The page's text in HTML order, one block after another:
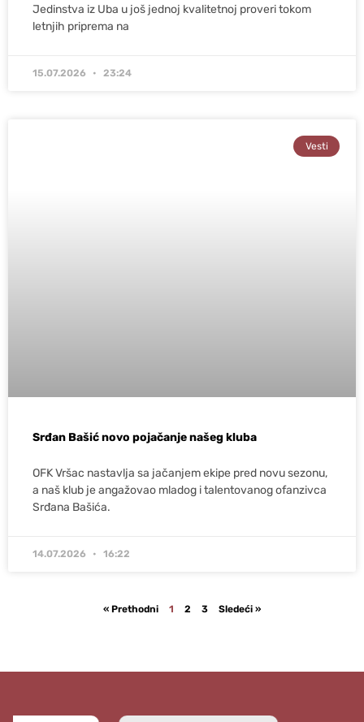
Jedinstva iz Uba u još jednoj kvalitetnoj proveri tokom
letnjih priprema na
15.07.2026 23:24
Vesti
Srđan Bašić novo pojačanje našeg kluba
OFK Vršac nastavlja sa jačanjem ekipe pred novu sezonu,
a naš klub je angažovao mladog i talentovanog ofanzivca
Srđana Bašića.
14.07.2026 16:22
« Prethodni 1 2 3 Sledeći »